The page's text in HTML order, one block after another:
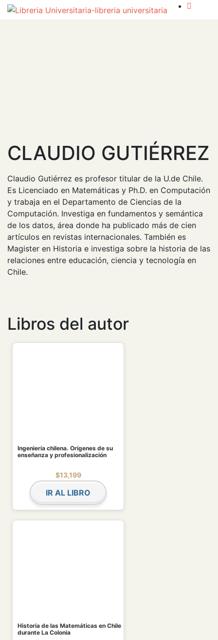
CLAUDIO GUTIÉRREZ
Claudio Gutiérrez es profesor titular de la U.de Chile.
Es Licenciado en Matemáticas y Ph.D. en Computación
y trabaja en el Departamento de Ciencias de la
Computación. Investiga en fundamentos y semántica
de los datos, área donde ha publicado más de cien
artículos en revistas internacionales. También es
Magister en Historia e investiga sobre la historia de las
relaciones entre educación, ciencia y tecnología en
Chile.
Libros del autor
Ingeniería chilena. Orígenes de su
enseñanza y profesionalización
$13,199
IR AL LIBRO
Historia de las Matemáticas en Chile
durante La Colonia